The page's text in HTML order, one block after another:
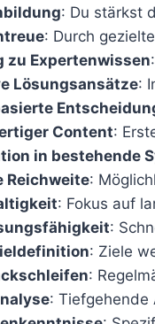
: Du stärkst
: Durch
zu Expertenwissen
Lösungsansätze:
Content:
in bestehende
Reichweite:
: Fokus auf
:
: Ziele
:
: Tiefgehende